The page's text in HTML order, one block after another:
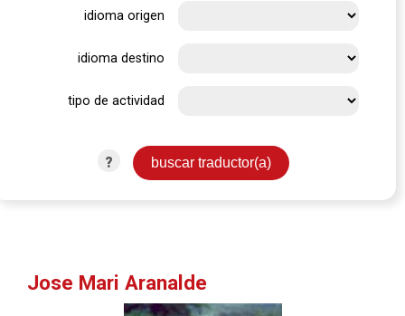
idioma origen
idioma destino
tipo de actividad
?
Jose Mari Aranalde